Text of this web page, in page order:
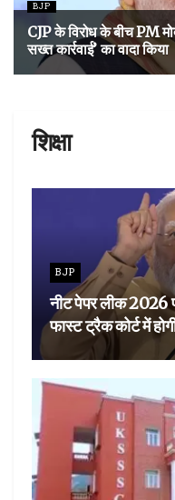
BJP
CJP के विरोध के बीच PM
सख्त कार्रवाई’ का वादा किया
शिक्षा
BJP
नीट पेपर लीक 2026
फास्ट ट्रैक कोर्ट में